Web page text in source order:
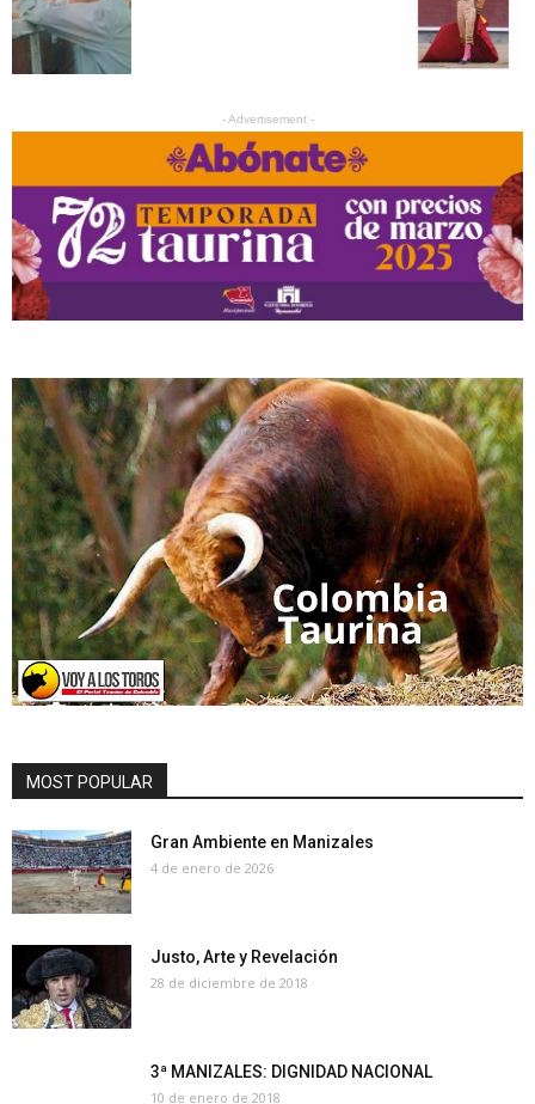
- Advertisement -
MOST POPULAR
Gran Ambiente en Manizales
4 de enero de 2026
Justo, Arte y Revelación
28 de diciembre de 2018
3ª MANIZALES: DIGNIDAD NACIONAL
10 de enero de 2018